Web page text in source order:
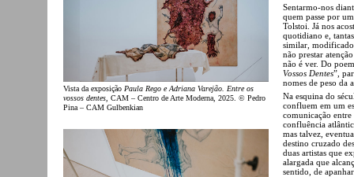
Vista da exposição Paula Rego e Adriana Varejão. Entre os
vossos dentes , CAM – Centro de Arte Moderna, 2025. © Pedro
Pina – CAM Gulbenkian
Sentarmo-nos
quem passe por
Tolstoi. Já nos
quotidiano e,
similar,
não prestar
não é ver. Do
Vossos Dentes”,
nomes de peso da
Na esquina do
confluem em um
comunicação entre
confluência
mas talvez,
destino cruzado
duas artistas que
alargada que
sentido, de